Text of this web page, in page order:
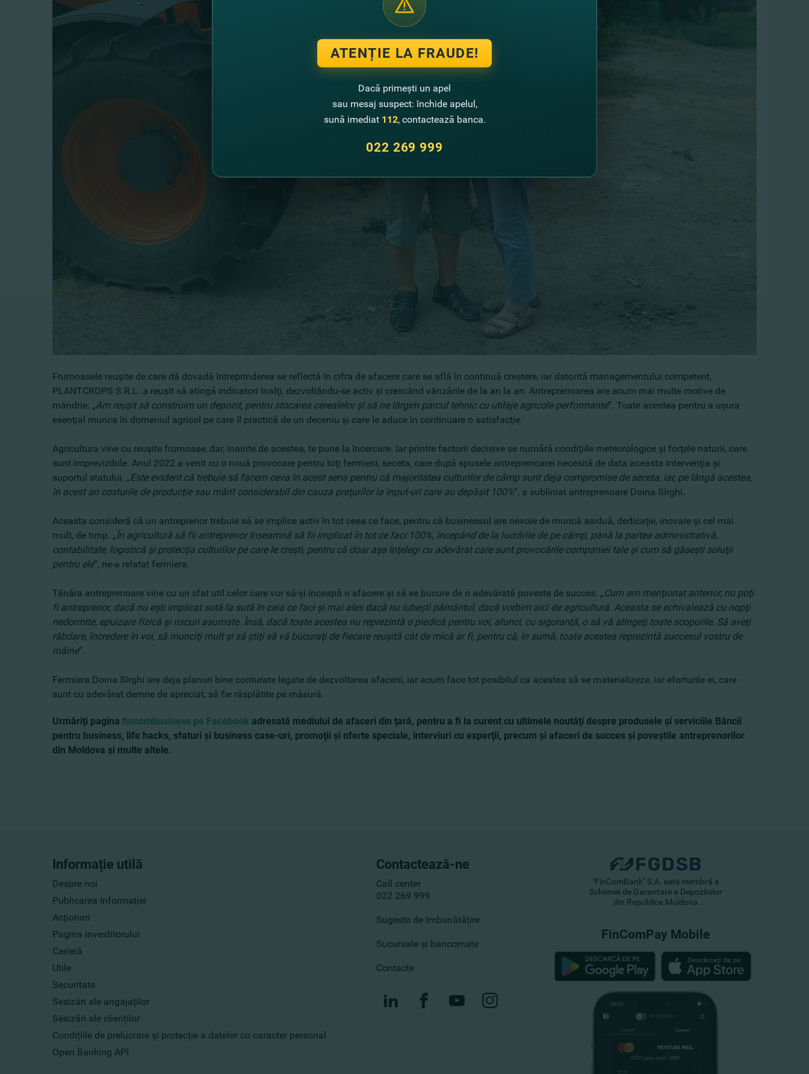
Frumoasele reuşite de care dă dovadă întreprinderea se reflectă în cifra de afacere care se află în continuă creştere, iar datorită managementului competent,
PLANTCROPS S.R.L. a reuşit să atingă indicatori înalţi, dezvoltându-se activ şi crescând vânzările de la an la an. Antreprenoarea are acum mai multe motive de
mândrie: „Am reuşit să construim un depozit, pentru stocarea cerealelor şi să ne lărgim parcul tehnic cu utilaje agricole performante”. Toate acestea pentru a uşura
esenţial munca în domeniul agricol pe care îl practică de un deceniu şi care le aduce în continuare o satisfacţie.
Agricultura vine cu reuşite frumoase, dar, înainte de acestea, te pune la încercare. Iar printre factorii decisive se numără condiţiile meteorologice şi forţele naturii, care
sunt imprevizibile. Anul 2022 a venit cu o nouă provocare pentru toţi fermierii, seceta, care după spusele antreprenoarei necesită de data aceasta intervenţia şi
suportul statului. „Este evident că trebuie să facem ceva în acest sens pentru că majoritatea culturilor de câmp sunt deja compromise de seceta, iar, pe lângă acestea,
în acest an costurile de producţie sau mărit considerabil din cauza preţurilor la input-uri care au depăşit 100%”, a subliniat antreprenoare Doina Sîrghi.
Aceasta consideră că un antreprenor trebuie să se implice activ în tot ceea ce face, pentru că businessul are nevoie de muncă asiduă, dedicaţie, inovare şi cel mai
mult, de timp. „În agricultură să fii antreprenor înseamnă să fii implicat în tot ce faci 100%, începând de la lucrările de pe câmp, până la partea administrativă,
contabilitate, logistică şi protecţia culturilor pe care le creşti, pentru că doar aşa înţelegi cu adevărat care sunt provocările companiei tale şi cum să găseşti soluţii
pentru ele”, ne-a relatat fermiera.
Tânăra antreprenoare vine cu un sfat util celor care vor să-şi înceapă o afacere şi să se bucure de o adevărată poveste de succes: „Cum am menţionat anterior, nu poţi
fi antreprenor, dacă nu eşti implicat sută la sută în ceia ce faci şi mai ales dacă nu iubeşti pământul, dacă vorbim aici de agricultură. Aceasta se echivalează cu nopţi
nedormite, epuizare fizică şi riscuri asumate. Însă, dacă toate acestea nu reprezintă o piedică pentru voi, atunci, cu siguranţă, o să vă atingeţi toate scopurile. Să aveţi
răbdare, încredere în voi, să munciţi mult şi să ştiţi să vă bucuraţi de fiecare reuşită cât de mică ar fi, pentru că, în sumă, toate acestea reprezintă succesul vostru de
mâine”.
Fermiera Doina Sîrghi are deja planuri bine conturate legate de dezvoltarea afacerii, iar acum face tot posibilul ca acestea să se materializeze, iar eforturile ei, care
sunt cu adevărat demne de apreciat, să fie răsplătite pe măsură.
Urmăriţi pagina fincombusiness pe Facebook adresată mediului de afaceri din ţară, pentru a fi la curent cu ultimele noutăţi despre produsele şi serviciile Băncii
pentru business, life hacks, sfaturi şi business case-uri, promoţii şi oferte speciale, interviuri cu experţii, precum şi afaceri de succes şi poveştile antreprenorilor
din Moldova şi multe altele.
Informație utilă
Despre noi
Publicarea informaţiei
Acţionari
Pagina investitorului
Carieră
Utile
Securitate
Sesizări ale angajaților
Sesizări ale clienților
Condițiile de prelucrare și protecție a datelor cu caracter personal
Open Banking API
Contactează-ne
Call center
022 269 999
Sugestii de îmbunătățire
Sucursale și bancomate
Contacte
"FinComBank" S.A. este membră a
Schemei de Garantare a Depozitelor
din Republica Moldova
FinComPay Mobile
ATENȚIE LA FRAUDE!
Dacă primești un apel
sau mesaj suspect: închide apelul,
sună imediat 112, contactează banca.
022 269 999